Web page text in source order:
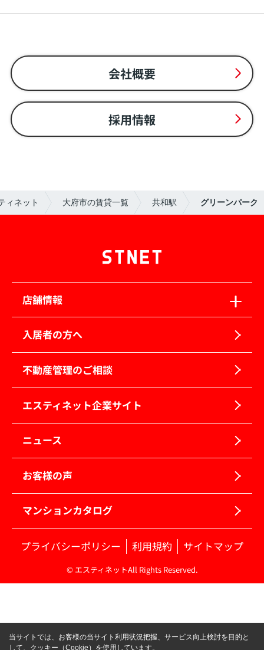
会社概要
採用情報
ィネット 大府市の賃貸一覧 共和駅 グリーンパーク
店舗情報
入居者の方へ
不動産管理のご相談
エスティネット企業サイト
ニュース
お客様の声
マンションカタログ
プライバシーポリシー 利用規約 サイトマップ
© エスティネットAll Rights Reserved.
当サイトでは、お客様の当サイト利用状況把握、サービス向上検討を目的と
して、クッキー（Cookie）を使用しています。